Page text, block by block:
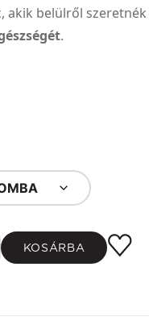
akik belülről
.
KOSÁRBA